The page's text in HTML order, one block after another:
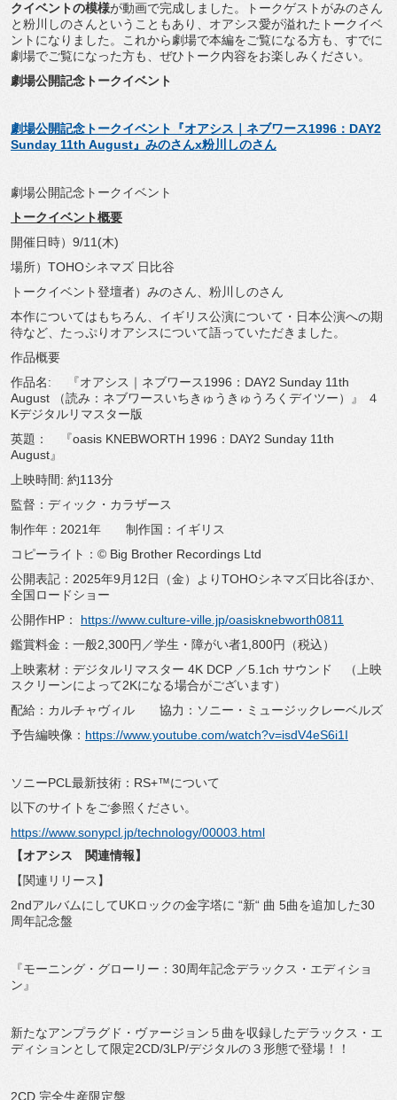
クイベントの模様が動画で完成しました。
トークゲストがみのさん
と粉川しのさんということもあり、 オアシス愛が溢れたトークイベ
ントになりました。
これから劇場で本編をご覧になる方も、 すでに
劇場でご覧になった方も、 ぜひトーク内容をお楽しみください。
劇場公開記念トークイベント
劇場公開記念トークイベント『オアシス｜ネブワース1996： DAY2
Sunday 11th August』みのさんx粉川しのさん
劇場公開記念トークイベント
トークイベント概要
開催日時）9/11(木)
場所）TOHOシネマズ 日比谷
トークイベント登壇者）みのさん、粉川しのさん
本作についてはもちろん、イギリス公演について・ 日本公演への期
待など、 たっぷりオアシスについて語っていただきました。
作品概要
作品名: 『オアシス｜ネブワース1996：DAY2 Sunday 11th
August （読み：ネブワースいちきゅうきゅうろくデイツー）』 ４
Kデジタルリマスター版
英題： 『oasis KNEBWORTH 1996：DAY2 Sunday 11th
August』
上映時間: 約113分
監督：ディック・カラザース
制作年：2021年 制作国：イギリス
コピーライト：© Big Brother Recordings Ltd
公開表記：2025年9月12日（金）
よりTOHOシネマズ日比谷ほか、
全国ロードショー
公開作HP： https://www.culture-ville.jp/oasisknebworth0811
鑑賞料金：一般2,300円／学生・障がい者1,800円（税込）
上映素材：デジタルリマスター 4K DCP ／5.1ch サウンド （上映
スクリーンによって2Kになる場合がございます）
配給：カルチャヴィル 協力：ソニー・ミュージックレーベルズ
予告編映像： https://www.youtube.com/watch?v=isdV4eS6i1I
ソニーPCL最新技術：RS+™について
以下のサイトをご参照ください。
https://www.sonypcl.jp/technology/00003.html
【オアシス 関連情報】
【関連リリース】
2ndアルバムにしてUKロックの金字塔に “新“ 曲 5曲を追加した30
周年記念盤
『モーニング・グローリー：30周年記念デラックス・ エディショ
ン』
新たなアンプラグド・ヴァージョン５曲を収録したデラックス・ エ
ディションとして限定2CD/3LP/デジタルの３形態で登場！！
2CD 完全生産限定盤